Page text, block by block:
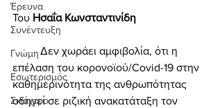
Έρευνα
Συνέντευξη
Γνώμη
Εσωτερισμός
Σκιάχτρο
Του Ησαΐα Κωνσταντινίδη
	Δεν χωράει αμφιβολία, ότι η
επέλαση του κορονοϊού/Covid-19 στην
καθημερινότητα της ανθρωπότητας
οδηγεί σε ριζική ανακατάταξη τον